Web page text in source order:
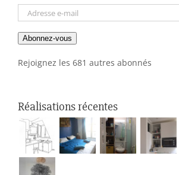
Adresse
mail
Abonnez-vous
Rejoignez les 681 autres abonnés
Réalisations récentes